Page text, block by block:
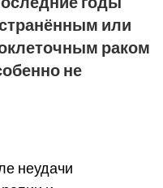
или
раком
не
неудачи